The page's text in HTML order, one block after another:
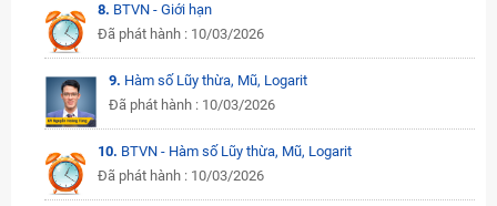
8. BTVN - Giới hạn
Đã phát hành : 10/03/2026
9. Hàm số Lũy thừa, Mũ, Logarit
Đã phát hành : 10/03/2026
10. BTVN - Hàm số Lũy thừa, Mũ, Logarit
Đã phát hành : 10/03/2026